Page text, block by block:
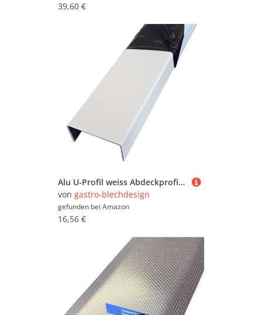
39,60 €
Alu U-Profil weiss Abdeckprofil aus 1,5mm Aluminium Verkehrsweiß RAL 9016 Einfassprofil Kantenprofil Abschlussprofil Aluminiumschienen Aluschiene Schenkelinnenmaß: 40 x 60 x 40 mm Länge: 1000 mm
von gastro-blechdesign
gefunden bei Amazon
16,56 €